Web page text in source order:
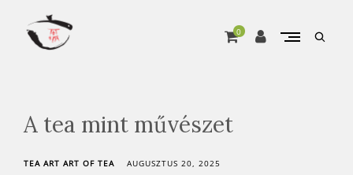
content
e
a
Ú
0
open
A tea mint művészet
TEA ART ART OF TEA AUGUSZTUS 20, 2025